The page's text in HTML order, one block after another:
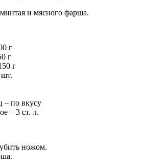
и мясного фарша.
г
г
г
– по вкусу
– 3 ст. л.
ножом.